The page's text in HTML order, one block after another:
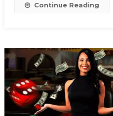
Continue Reading